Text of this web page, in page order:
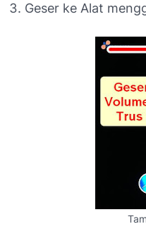
Geser ke Alat